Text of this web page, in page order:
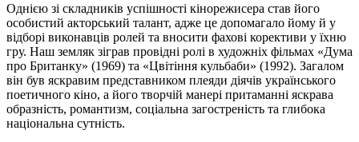
Однією зі складників успішності кінорежисера став його
особистий акторський талант, адже це допомагало йому й у
відборі виконавців ролей та вносити фахові корективи у їхню
гру. Наш земляк зіграв провідні ролі в художніх фільмах «Дума
про Британку» (1969) та «Цвітіння кульбаби» (1992). Загалом
він був яскравим представником плеяди діячів українського
поетичного кіно, а його творчій манері притаманні яскрава
образність, романтизм, соціальна загостреність та глибока
національна сутність.